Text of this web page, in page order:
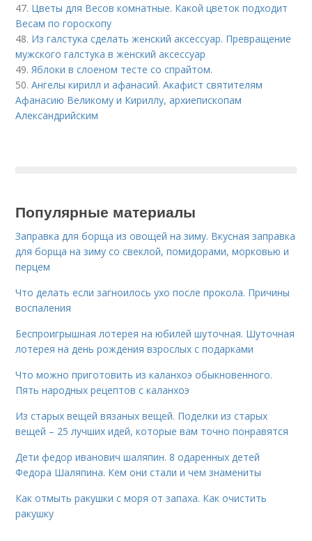
47. Цветы для Весов комнатные. Какой цветок подходит
Весам по гороскопу
48. Из галстука сделать женский аксессуар. Превращение
мужского галстука в женский аксессуар
49. Яблоки в слоеном тесте со спрайтом.
50.Ангелы кирилл и афанасий. Акафист святителям
Афанасию Великому и Кириллу, архиепископам
Александрийским
Популярные материалы
Заправка для борща из овощей на зиму. Вкусная заправка
для борща на зиму со свеклой, помидорами, морковью и
перцем
Что делать если загноилось ухо после прокола. Причины
воспаления
Беспроигрышная лотерея на юбилей шуточная. Шуточная
лотерея на день рождения взрослых с подарками
Что можно приготовить из каланхоэ обыкновенного.
Пять народных рецептов с каланхоэ
Из старых вещей вязаных вещей. Поделки из старых
вещей – 25 лучших идей, которые вам точно понравятся
Дети федор иванович шаляпин. 8 одаренных детей
Федора Шаляпина. Кем они стали и чем знамениты
Как отмыть ракушки с моря от запаха. Как очистить
ракушку